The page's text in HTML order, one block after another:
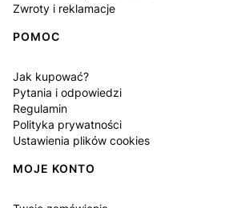
Zwroty i reklamacje
POMOC
Jak kupować?
Pytania i odpowiedzi
Regulamin
Polityka prywatności
Ustawienia plików cookies
MOJE KONTO